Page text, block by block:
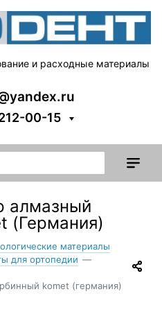
и расходные материалы
00-15
алмазный
(Германия)
материалы
для ортопедии —
komet (германия)